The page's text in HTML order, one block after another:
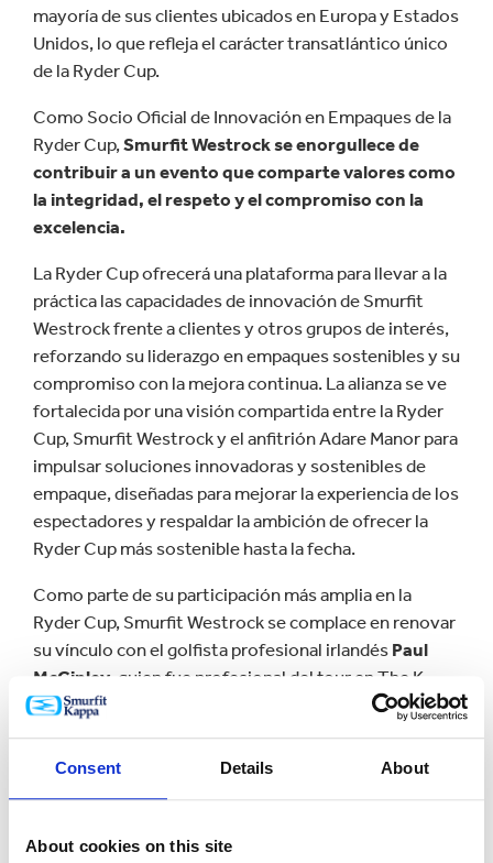
Consent Details About
About cookies on this site
mayoría de sus clientes ubicados en Europa y Estados
Unidos, lo que refleja el carácter transatlántico único
de la Ryder Cup.
Como Socio Oficial de Innovación en Empaques de la
Ryder Cup,Smurfit Westrock se enorgullece de
contribuir a un evento que comparte valores como
la integridad, el respeto y el compromiso con la
excelencia.
La Ryder Cup ofrecerá una plataforma para llevar a la
práctica las capacidades de innovación de Smurfit
Westrock frente a clientes y otros grupos de interés,
reforzando su liderazgo en empaques sostenibles y su
compromiso con la mejora continua. La alianza se ve
fortalecida por una visión compartida entre la Ryder
Cup, Smurfit Westrock y el anfitrión Adare Manor para
impulsar soluciones innovadoras y sostenibles de
empaque, diseñadas para mejorar la experiencia de los
espectadores y respaldar la ambición de ofrecer la
Ryder Cup más sostenible hasta la fecha.
Como parte de su participación más amplia en la
Ryder Cup, Smurfit Westrock se complace en renovar
su vínculo con el golfista profesional irlandés Paul
McGinley, quien fue profesional del tour en The K
Club a comienzos de la década del 2000. McGinley
lideró a Europa hacia la victoria en la Ryder Cup tanto
como capitán en 2014 como jugador, al convertir el